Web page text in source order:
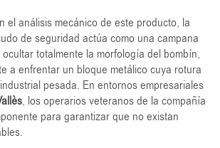
el análisis mecánico de este producto, la
de seguridad actúa como una campana
totalmente la morfología del bombín,
a enfrentar un bloque metálico cuya rotura
pesada. En entornos empresariales
, los operarios veteranos de la compañía
para garantizar que no existan